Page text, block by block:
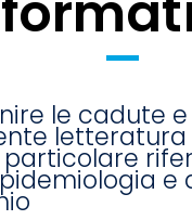
le cadute
letteratura
e